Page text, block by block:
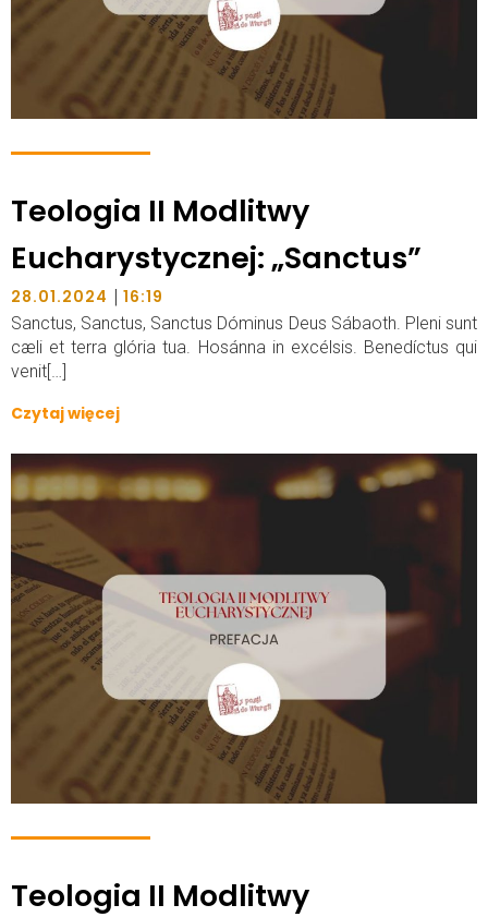
Teologia II Modlitwy
Eucharystycznej: „Sanctus”
28.01.2024 | 16:19
Sanctus, Sanctus, Sanctus Dóminus Deus Sábaoth. Pleni sunt
cæli et terra glória tua. Hosánna in excélsis. Benedíctus qui
venit[…]
Czytaj więcej
Teologia II Modlitwy